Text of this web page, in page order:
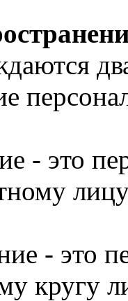
- это
- это
кругу